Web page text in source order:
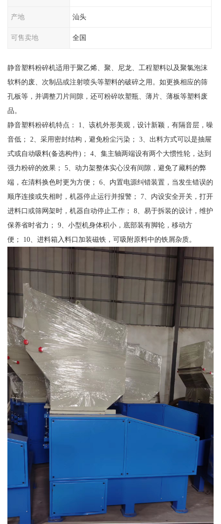
产地 汕头
可售卖地 全国
静音塑料粉碎机适用于聚乙烯、聚、尼龙、工程塑料以及聚氯泡沫
软料的废、次制品或注射喷头等塑料的破碎之用。如更换相应的筛
孔板等，并调整刀片间隙，还可粉碎吹塑瓶、薄片、薄板等塑料废
品。
静音塑料粉碎机特点： 1、该机外形美观，设计新颖，有隔音层，噪
音低； 2、采用密封结构，避免粉尘污染； 3、出料方式可以是抽屉
式或自动吸料(备选构件)； 4、集主轴两端设有两个大惯性轮，达到
强力粉碎的效果； 5、动力架整体实心没有间隙，避免了藏料的弊
端，在清料换色时更为方便； 6、内置电源纠错装置，当发生错误的
顺序连接或失相时，机器停止运行并报警； 7、内设安全开关，打开
进料口或筛网架时，机器自动停止工作； 8、易于拆装的设计，维护
保养省时省力； 9、小型机身体积小，底部装有脚轮，移动方
便； 10、进料箱入料口加装磁铁，可吸附原料中的铁屑杂质。